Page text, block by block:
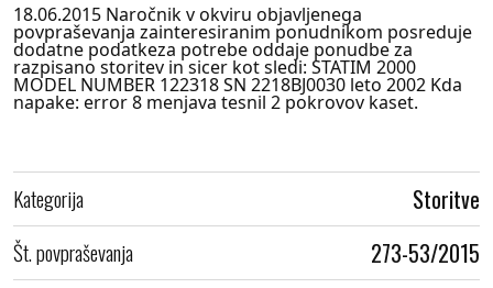
18.06.2015 Naročnik v okviru objavljenega
povpraševanja zainteresiranim ponudnikom posreduje
dodatne podatkeza potrebe oddaje ponudbe za
razpisano storitev in sicer kot sledi: STATIM 2000
MODEL NUMBER 122318 SN 2218BJ0030 leto 2002 Kda
napake: error 8 menjava tesnil 2 pokrovov kaset.
Kategorija Storitve
Št. povpraševanja 273-53/2015